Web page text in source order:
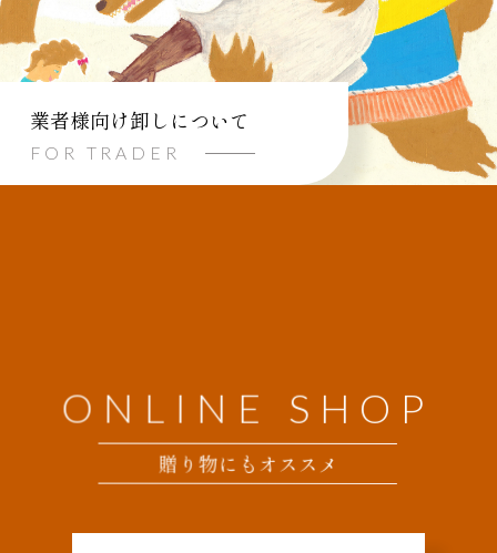
業者様向け卸しについて
FOR TRADER
ONLINE SHOP
贈り物にもオススメ